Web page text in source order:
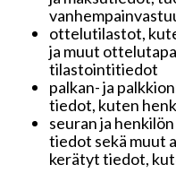
ottelutilastot,
ja muut
tilastointitiedot
palkan- ja
tiedot, kuten
seuran ja
tiedot sekä muut
kerätyt tiedot,